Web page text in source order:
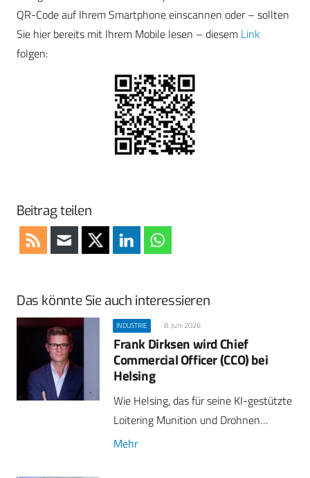
QR-Code auf Ihrem Smartphone einscannen oder – sollten
Sie hier bereits mit Ihrem Mobile lesen – diesem Link
folgen:
Beitrag teilen
Das könnte Sie auch interessieren
INDUSTRIE 8. Juni 2026
Frank Dirksen wird Chief
Commercial Officer (CCO) bei
Helsing
Wie Helsing, das für seine KI-gestützte
Loitering Munition und Drohnen…
Mehr